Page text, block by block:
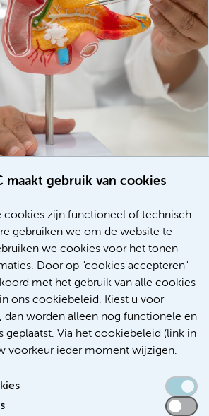
maakt gebruik van cookies
cookies zijn functioneel of technisch
gebruiken we om de website te
we cookies voor het tonen
Door op "cookies accepteren"
met het gebruik van alle cookies
ons cookiebeleid. Kiest u voor
dan worden alleen nog functionele en
geplaatst. Via het cookiebeleid (link in
voorkeur ieder moment wijzigen.
alvleesklierkanker verbeteren
Meer